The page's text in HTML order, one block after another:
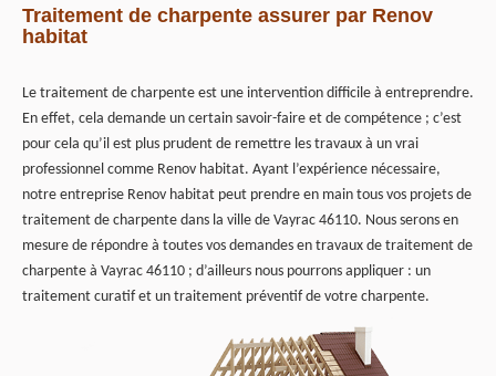
Traitement de charpente assurer par Renov
habitat
Le traitement de charpente est une intervention difficile à entreprendre.
En effet, cela demande un certain savoir-faire et de compétence ; c’est
pour cela qu’il est plus prudent de remettre les travaux à un vrai
professionnel comme Renov habitat. Ayant l’expérience nécessaire,
notre entreprise Renov habitat peut prendre en main tous vos projets de
traitement de charpente dans la ville de Vayrac 46110. Nous serons en
mesure de répondre à toutes vos demandes en travaux de traitement de
charpente à Vayrac 46110 ; d’ailleurs nous pourrons appliquer : un
traitement curatif et un traitement préventif de votre charpente.